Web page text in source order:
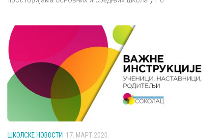
ШКОЛСКЕ НОВОСТИ 17. МАРТ 2020.